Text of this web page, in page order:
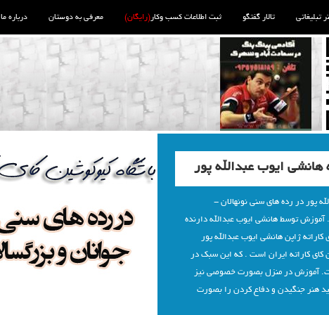
تبلیغاتی تالار گفتگو ثبت اطلاعات کسب وکار(رایگان) معرفی به دوستان درباره ما
هانشی ایوب عبدالله پور
پور در رده های سنی نونهالان -
توسط هانشی ایوب عبدالله دارنده
کای کاراته ژاپن هانشی ایوب عبدالله پور
کاراته ایران است . که این سبک در
آموزش در منزل بصورت خصوصی نیز
هنر جنگیدن و دفاع کردن را بصورت